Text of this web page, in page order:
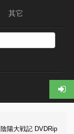
其它
陽大戦記 DVDRip